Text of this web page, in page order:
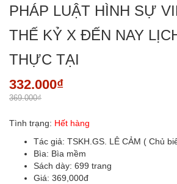
PHÁP LUẬT HÌNH SỰ
THẾ KỶ X ĐẾN NAY
THỰC TẠI
332.000₫
369.000₫
Tình trạng: Hết hàng
Tác giả: TSKH.GS. LÊ CẢM ( Chủ
Bìa: Bìa mềm
Sách dày: 699 trang
Giá: 369,000đ